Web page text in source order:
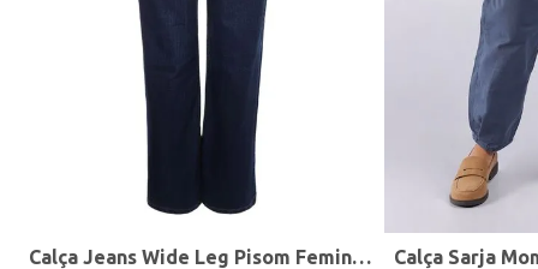
Calça Jeans Wide Leg Pisom Feminina JEANS ESCURO